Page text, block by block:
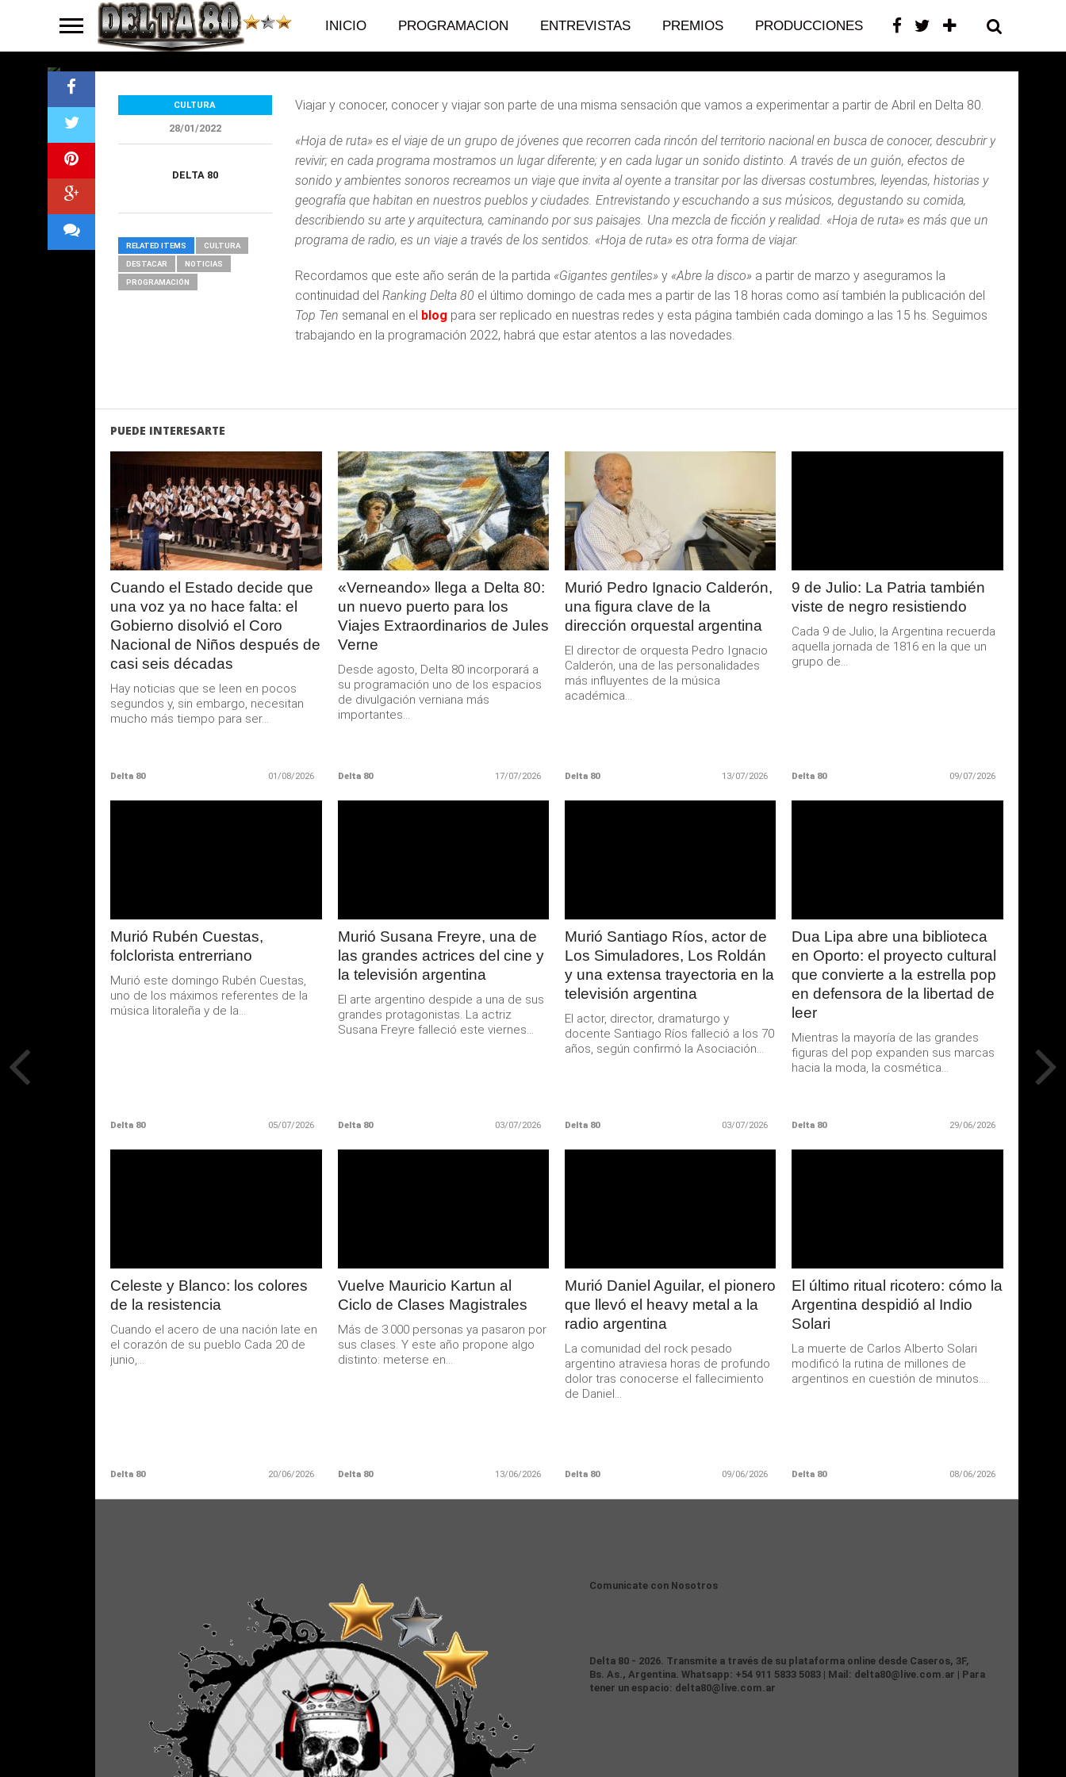
INICIO PROGRAMACION ENTREVISTAS PREMIOS PRODUCCIONES CONTACTO
80
Viajar y conocer, conocer y viajar son parte de una misma sensación que vamos a experimentar a partir de Abril en Delta 80.
«Hoja de ruta» es el viaje de un grupo de jóvenes que recorren cada rincón del territorio nacional en busca de conocer, descubrir y
revivir; en cada programa mostramos un lugar diferente; y en cada lugar un sonido distinto. A través de un guión, efectos de
sonido y ambientes sonoros recreamos un viaje que invita al oyente a transitar por las diversas costumbres, leyendas, historias y
geografía que habitan en nuestros pueblos y ciudades. Entrevistando y escuchando a sus músicos, degustando su comida,
describiendo su arte y arquitectura, caminando por sus paisajes. Una mezcla de ficción y realidad. «Hoja de ruta» es más que un
programa de radio, es un viaje a través de los sentidos. «Hoja de ruta» es otra forma de viajar.
Recordamos que este año serán de la partida «Gigantes gentiles»y «Abre la disco»a partir de marzo y aseguramos la
continuidad del Ranking Delta 80 el último domingo de cada mes a partir de las 18 horas como así también la publicación del
Top Ten semanal en el blog para ser replicado en nuestras redes y esta página también cada domingo a las 15 hs. Seguimos
trabajando en la programación 2022, habrá que estar atentos a las novedades.
CULTURA
28/01/2022
DELTA 80
RELATED ITEMS CULTURA
DESTACAR NOTICIAS
PROGRAMACIÓN
PUEDE INTERESARTE
LEER
MAS
Cuando el Estado decide que
una voz ya no hace falta: el
Gobierno disolvió el Coro
Nacional de Niños después de
casi seis décadas
Hay noticias que se leen en pocos
segundos y, sin embargo, necesitan
mucho más tiempo para ser...
Delta 80 01/08/2026
LEER
MAS
«Verneando» llega a Delta 80:
un nuevo puerto para los
Viajes Extraordinarios de Jules
Verne
Desde agosto, Delta 80 incorporará a
su programación uno de los espacios
de divulgación verniana más
importantes...
Delta 80 17/07/2026
Murió Pedro Ignacio Calderón,
una figura clave de la
dirección orquestal argentina
El director de orquesta Pedro Ignacio
Calderón, una de las personalidades
más influyentes de la música
académica...
Delta 80 13/07/2026
9 de Julio: La Patria también
viste de negro resistiendo
Cada 9 de Julio, la Argentina recuerda
aquella jornada de 1816 en la que un
grupo de...
Delta 80 09/07/2026
Murió Rubén Cuestas,
folclorista entrerriano
Murió este domingo Rubén Cuestas,
uno de los máximos referentes de la
música litoraleña y de la...
Delta 80 05/07/2026
Murió Susana Freyre, una de
las grandes actrices del cine y
la televisión argentina
El arte argentino despide a una de sus
grandes protagonistas. La actriz
Susana Freyre falleció este viernes...
Delta 80 03/07/2026
Murió Santiago Ríos, actor de
Los Simuladores, Los Roldán
y una extensa trayectoria en la
televisión argentina
El actor, director, dramaturgo y
docente Santiago Ríos falleció a los 70
años, según confirmó la Asociación...
Delta 80 03/07/2026
Dua Lipa abre una biblioteca
en Oporto: el proyecto cultural
que convierte a la estrella pop
en defensora de la libertad de
leer
Mientras la mayoría de las grandes
figuras del pop expanden sus marcas
hacia la moda, la cosmética...
Delta 80 29/06/2026
Celeste y Blanco: los colores
de la resistencia
Cuando el acero de una nación late en
el corazón de su pueblo Cada 20 de
junio,...
Delta 80 20/06/2026
Vuelve Mauricio Kartun al
Ciclo de Clases Magistrales
Más de 3.000 personas ya pasaron por
sus clases. Y este año propone algo
distinto: meterse en...
Delta 80 13/06/2026
Murió Daniel Aguilar, el pionero
que llevó el heavy metal a la
radio argentina
La comunidad del rock pesado
argentino atraviesa horas de profundo
dolor tras conocerse el fallecimiento
de Daniel...
Delta 80 09/06/2026
El último ritual ricotero: cómo la
Argentina despidió al Indio
Solari
La muerte de Carlos Alberto Solari
modificó la rutina de millones de
argentinos en cuestión de minutos....
Delta 80 08/06/2026
Comunicate con Nosotros
Delta 80 - 2026. Transmite a través de su plataforma online desde Caseros, 3F,
Bs. As., Argentina. Whatsapp: +54 911 5833 5083 | Mail: delta80@live.com.ar | Para
tener un espacio: delta80@live.com.ar